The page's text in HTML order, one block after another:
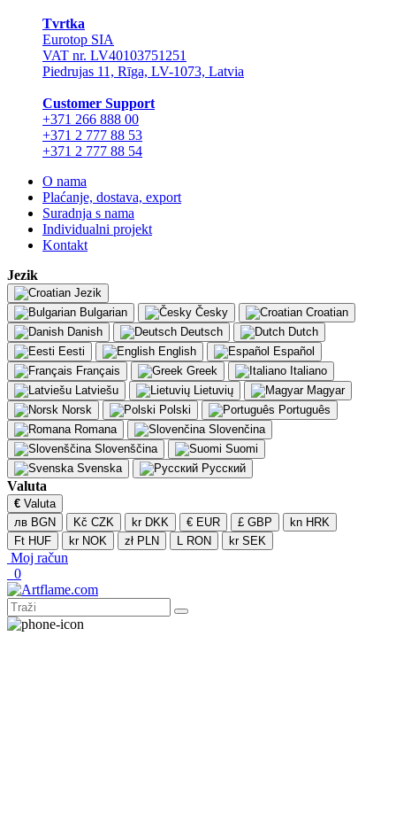
Tvrtka
Eurotop SIA
VAT nr. LV40103751251
Piedrujas 11, Rīga, LV-1073, Latvia
Сustomer Support
+371 266 888 00
+371 2 777 88 53
+371 2 777 88 54
O nama
Plaćanje, dostava, export
Suradnja s nama
Individualni projekt
Kontakt
Jezik
Jezik
Bulgarian
Česky
Croatian
Danish
Deutsch
Dutch
Eesti
English
Español
Français
Greek
Italiano
Latviešu
Lietuvių
Magyar
Norsk
Polski
Português
Romana
Slovenčina
Slovenščina
Suomi
Svenska
Русский
Valuta
€ Valuta
лв BGN
Kč CZK kr DKK € EUR £ GBP
kn HRK
Ft HUF
kr NOK zł PLN L RON kr SEK
Moj račun
0